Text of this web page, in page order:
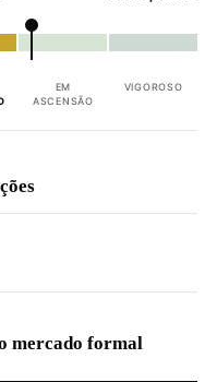
EM
ASCENSÃO
VIGOROSO
mercado formal